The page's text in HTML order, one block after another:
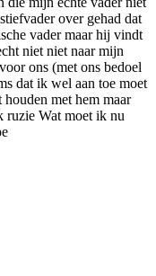
over gehad dat
vader maar hij vindt
niet niet naar mijn
ons (met ons bedoel
dat ik wel aan toe moet
met hem maar
ruzie Wat moet ik nu